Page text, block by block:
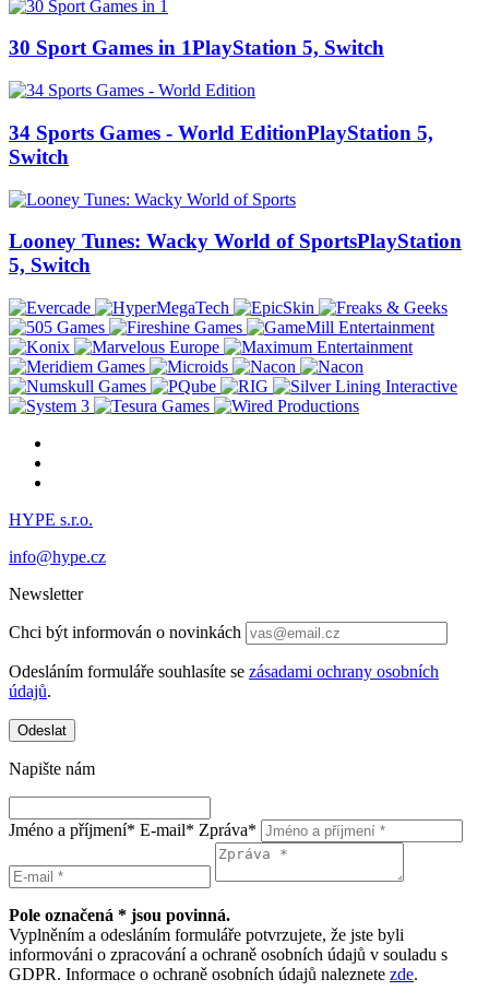
30 Sport Games in 1PlayStation 5, Switch
34 Sports Games - World EditionPlayStation 5,
Switch
Looney Tunes: Wacky World of SportsPlayStation
5, Switch
HYPE s.r.o.
info@hype.cz
Newsletter
Chci být informován o novinkách
Odesláním formuláře souhlasíte se zásadami ochrany osobních
údajů.
Odeslat
Napište nám
Jméno a příjmení* E-mail* Zpráva*
Pole označená * jsou povinná.
Vyplněním a odesláním formuláře potvrzujete, že jste byli
informováni o zpracování a ochraně osobních údajů v souladu s
GDPR. Informace o ochraně osobních údajů naleznete zde.